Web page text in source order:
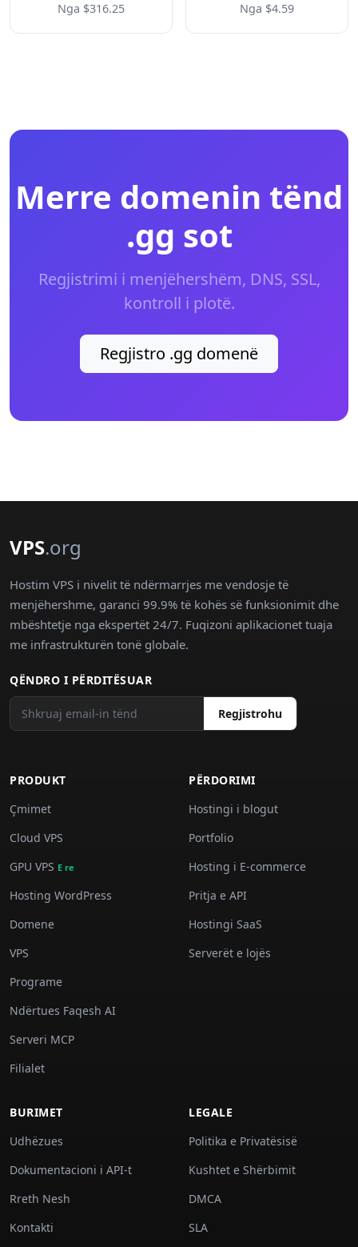
Nga $316.25 Nga $4.59
Merre domenin tënd
.gg sot
Regjistrimi i menjëhershëm, DNS, SSL,
kontroll i plotë.
Regjistro .gg domenë
VPS.org
Hostim VPS i nivelit të ndërmarrjes me vendosje të
menjëhershme, garanci 99.9% të kohës së funksionimit dhe
mbështetje nga ekspertët 24/7. Fuqizoni aplikacionet tuaja
me infrastrukturën tonë globale.
QËNDRO I PËRDITËSUAR
Regjistrohu
PRODUKT
Çmimet
Cloud VPS
GPU VPS E re
Hosting WordPress
Domene
VPS
Programe
Ndërtues Faqesh AI
Serveri MCP
Filialet
PËRDORIMI
Hostingi i blogut
Portfolio
Hosting i E-commerce
Pritja e API
Hostingi SaaS
Serverët e lojës
BURIMET
Udhëzues
Dokumentacioni i API-t
Rreth Nesh
Kontakti
LEGALE
Politika e Privatësisë
Kushtet e Shërbimit
DMCA
SLA